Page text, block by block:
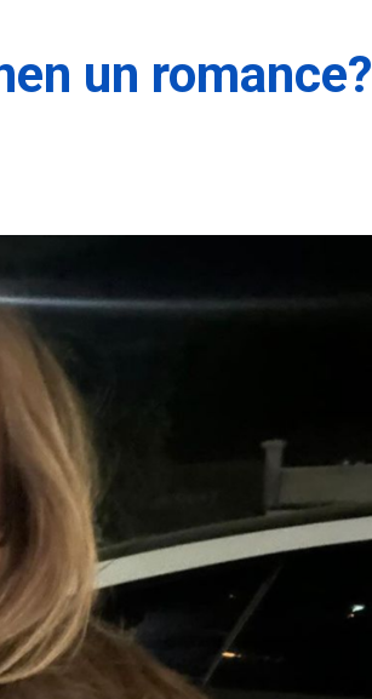
un romance?